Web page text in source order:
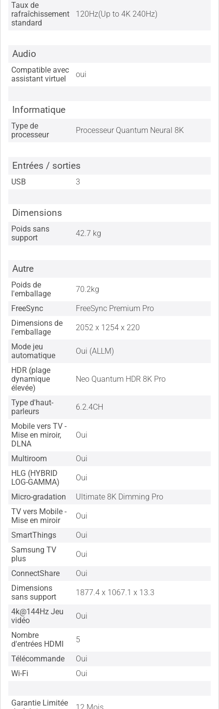
Taux de
rafraîchissement
standard
120Hz(Up to 4K 240Hz)
Audio
Compatible avec
assistant virtuel
oui
Informatique
Type de
processeur
Processeur Quantum Neural 8K
Entrées / sorties
USB 3
Dimensions
Poids sans
support
42.7 kg
Autre
Poids de
l'emballage
70.2kg
FreeSync
FreeSync Premium Pro
Dimensions de
l'emballage
2052 x 1254 x 220
Mode jeu
automatique
Oui (ALLM)
HDR (plage
dynamique
élevée)
Neo Quantum HDR 8K Pro
Type d'haut-
parleurs
6.2.4CH
Mobile vers TV -
Mise en miroir,
DLNA
Oui
Multiroom
Oui
HLG (HYBRID
LOG-GAMMA)
Oui
Micro-gradation
Ultimate 8K Dimming Pro
TV vers Mobile -
Mise en miroir
Oui
SmartThings
Oui
Samsung TV
plus
Oui
ConnectShare
Oui
Dimensions
sans support
1877.4 x 1067.1 x 13.3
4k@144Hz Jeu
vidéo
Oui
Nombre
d'entrées HDMI
5
Télécommande
Oui
Wi-Fi
Oui
Garantie Limitée